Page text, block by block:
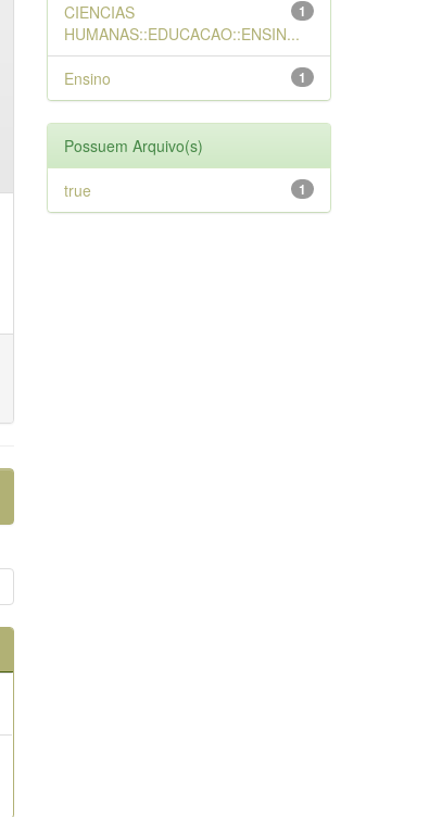
1
CIENCIAS
HUMANAS::EDUCACAO::ENSIN...
1
Ensino
Possuem Arquivo(s)
1
true